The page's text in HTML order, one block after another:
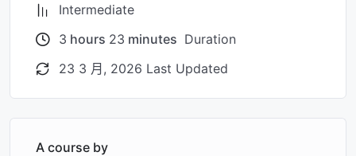
Chaser”，獲得 Thomas Sir 總評。
Intermediate
3 hours 23 minutes Duration
23 3 月, 2026 Last Updated
A course by